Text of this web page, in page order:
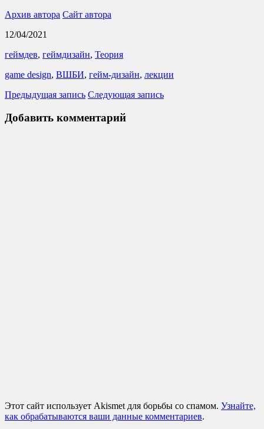
Архив автора Сайт автора
12/04/2021
геймдев, геймдизайн, Теория
game design, ВШБИ, гейм-дизайн, лекции
Предыдущая запись Следующая запись
Добавить комментарий
Этот сайт использует Akismet для борьбы со спамом. Узнайте,
как обрабатываются ваши данные комментариев.